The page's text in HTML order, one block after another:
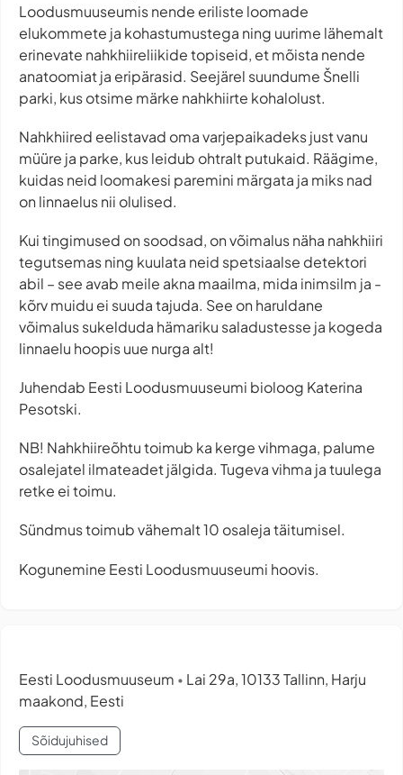
Loodusmuuseumis nende eriliste loomade
elukommete ja kohastumustega ning uurime lähemalt
erinevate nahkhiireliikide topiseid, et mõista nende
anatoomiat ja eripärasid. Seejärel suundume Šnelli
parki, kus otsime märke nahkhiirte kohalolust.
Nahkhiired eelistavad oma varjepaikadeks just vanu
müüre ja parke, kus leidub ohtralt putukaid. Räägime,
kuidas neid loomakesi paremini märgata ja miks nad
on linnaelus nii olulised.
Kui tingimused on soodsad, on võimalus näha nahkhiiri
tegutsemas ning kuulata neid spetsiaalse detektori
abil – see avab meile akna maailma, mida inimsilm ja -
kõrv muidu ei suuda tajuda. See on haruldane
võimalus sukelduda hämariku saladustesse ja kogeda
linnaelu hoopis uue nurga alt!
Juhendab Eesti Loodusmuuseumi bioloog Katerina
Pesotski.
NB! Nahkhiireõhtu toimub ka kerge vihmaga, palume
osalejatel ilmateadet jälgida. Tugeva vihma ja tuulega
retke ei toimu.
Sündmus toimub vähemalt 10 osaleja täitumisel.
Kogunemine Eesti Loodusmuuseumi hoovis.
Eesti Loodusmuuseum • Lai 29a, 10133 Tallinn, Harju
maakond, Eesti
Sõidujuhised